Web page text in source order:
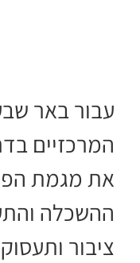
עבור באר
המרכזיים
את מגמת
ההשכלה
ציבור